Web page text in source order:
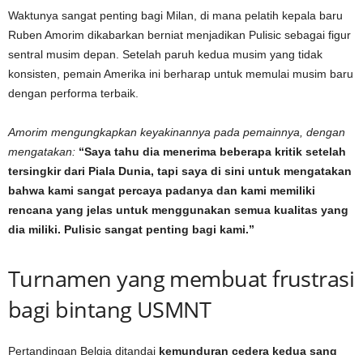
Waktunya sangat penting bagi Milan, di mana pelatih kepala baru
Ruben Amorim dikabarkan berniat menjadikan Pulisic sebagai figur
sentral musim depan. Setelah paruh kedua musim yang tidak
konsisten, pemain Amerika ini berharap untuk memulai musim baru
dengan performa terbaik.
Amorim mengungkapkan keyakinannya pada pemainnya, dengan
mengatakan: “Saya tahu dia menerima beberapa kritik setelah
tersingkir dari Piala Dunia, tapi saya di sini untuk mengatakan
bahwa kami sangat percaya padanya dan kami memiliki
rencana yang jelas untuk menggunakan semua kualitas yang
dia miliki. Pulisic sangat penting bagi kami.”
Turnamen yang membuat frustrasi
bagi bintang USMNT
Pertandingan Belgia ditandai kemunduran cedera kedua sang